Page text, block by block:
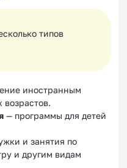
типов
иностранным
возрастов.
— программы для детей
и занятия по
и другим видам